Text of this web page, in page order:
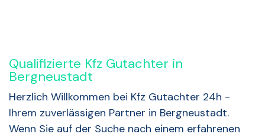
Qualifizierte Kfz Gutachter in
Bergneustadt
Herzlich Willkommen bei Kfz Gutachter 24h -
Ihrem zuverlässigen Partner in Bergneustadt.
Wenn Sie auf der Suche nach einem erfahrenen